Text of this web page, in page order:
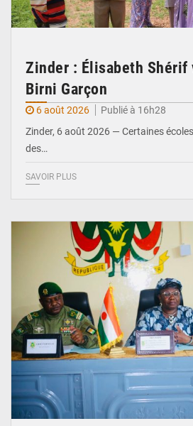
Zinder : Élisabeth Shérif
Birni Garçon
6 août 2026
Publié à 16h28
Zinder, 6 août 2026 — Certaines
des…
SAVOIR PLUS